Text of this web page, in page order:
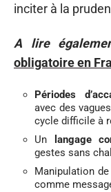
inciter à la
A lire
obligatoire en
Périodes
avec des
cycle difficile à
Un
langage
gestes sans
Manipulation de
comme